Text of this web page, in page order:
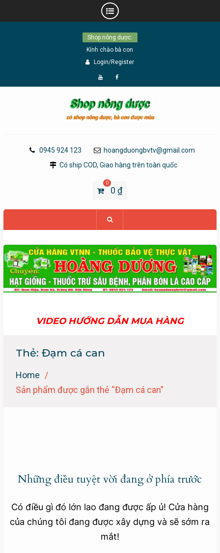
Shop nông dược:
Kính chào bà con
Login/Register
Đăng
YouTube
Page
0945 924 123
hoangduongbvtv@gmail.com
Có ship COD, Giao hàng trên toàn quốc
0
0₫
VIDEO HƯỚNG DẪN MUA HÀNG
Thẻ: Đạm cá can
Home
Sản phẩm được gắn thẻ “Đạm cá can”
Những điều tuyệt vời đang ở phía trước
Có điều gì đó lớn lao đang được ấp ủ! Cửa hàng
của chúng tôi đang được xây dựng và sẽ sớm ra
mắt!